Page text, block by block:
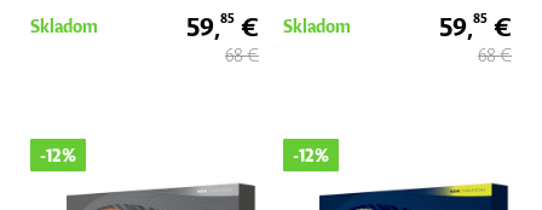
Skladom 59,85 €
68 €
Skladom 59,85 €
68 €
-12% -12%